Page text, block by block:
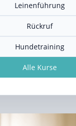
Leinenführung
Rückruf
Hundetraining
Alle Kurse